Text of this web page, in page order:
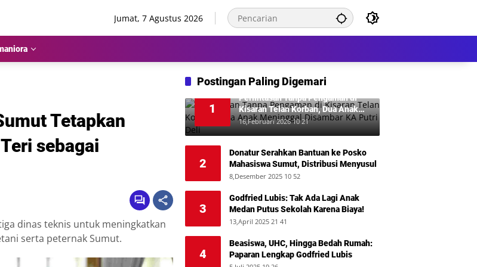
Jumat, 7 Agustus 2026
Tetapkan
sebagai
dinas teknis untuk meningkatkan
serta peternak Sumut.
Postingan Paling Digemari
1
Perlintasan Tanpa Pengaman di
Kisaran Telan Korban, Dua Anak
Meninggal Disambar KA Putri Deli
16,Februari 2026 10 21
2
Donatur Serahkan Bantuan ke Posko
Mahasiswa Sumut, Distribusi Menyusul
8,Desember 2025 10 52
3
Godfried Lubis: Tak Ada Lagi Anak
Medan Putus Sekolah Karena Biaya!
13,April 2025 21 41
4
Beasiswa, UHC, Hingga Bedah Rumah:
Paparan Lengkap Godfried Lubis